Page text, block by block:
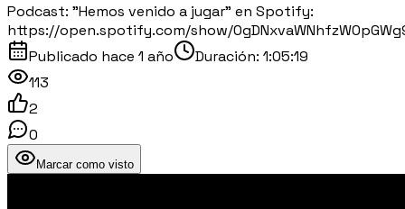
Podcast: "Hemos venido a jugar" en Spotify:
https://open.spotify.com/show/
Publicado hace 1 año Duración: 1:05:19
113
2
0
Marcar como visto